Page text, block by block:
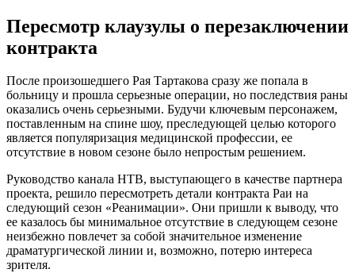
Пересмотр клаузулы о перезаключении
контракта
После произошедшего Рая Тартакова сразу же попала в
больницу и прошла серьезные операции, но последствия раны
оказались очень серьезными. Будучи ключевым персонажем,
поставленным на спине шоу, преследующей целью которого
является популяризация медицинской профессии, ее
отсутствие в новом сезоне было непростым решением.
Руководство канала НТВ, выступающего в качестве партнера
проекта, решило пересмотреть детали контракта Раи на
следующий сезон «Реанимации». Они пришли к выводу, что
ее казалось бы минимальное отсутствие в следующем сезоне
неизбежно повлечет за собой значительное изменение
драматургической линии и, возможно, потерю интереса
зрителя.